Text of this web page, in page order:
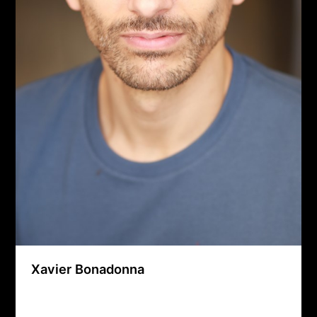
Xavier Bonadonna